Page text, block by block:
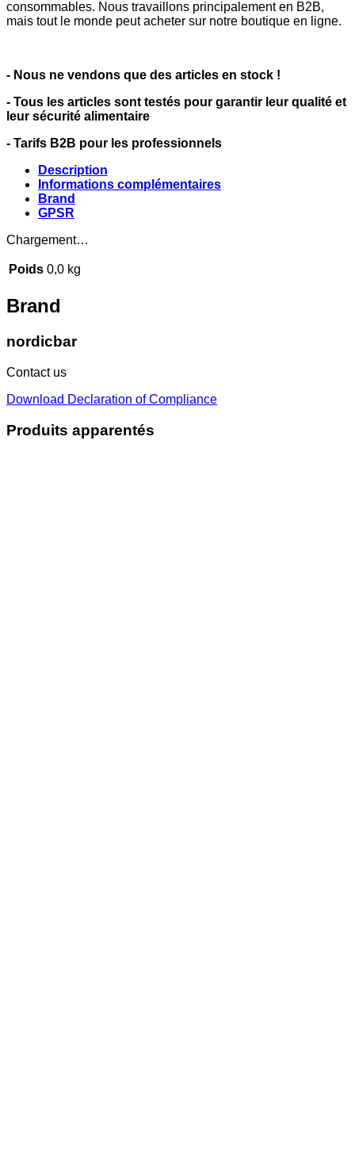
consommables. Nous travaillons principalement en B2B,
mais tout le monde peut acheter sur notre boutique en ligne.
- Nous ne vendons que des articles en stock !
- Tous les articles sont testés pour garantir leur qualité et
leur sécurité alimentaire
- Tarifs B2B pour les professionnels
Description
Informations complémentaires
Brand
GPSR
Chargement…
Poids 0,0 kg
Brand
nordicbar
Contact us
Download Declaration of Compliance
Produits apparentés